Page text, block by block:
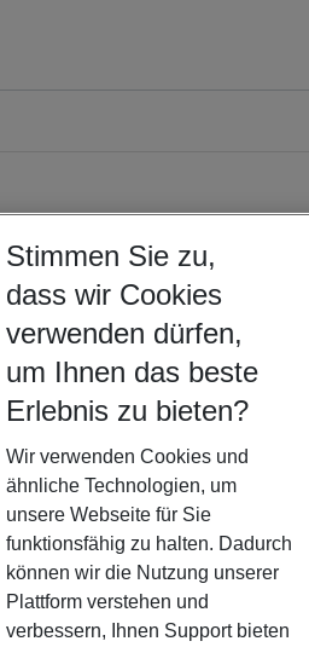
Stimmen Sie zu,
dass wir Cookies
verwenden dürfen,
um Ihnen das beste
Erlebnis zu bieten?
Wir verwenden Cookies und
ähnliche Technologien, um
unsere Webseite für Sie
funktionsfähig zu halten. Dadurch
können wir die Nutzung unserer
Plattform verstehen und
verbessern, Ihnen Support bieten